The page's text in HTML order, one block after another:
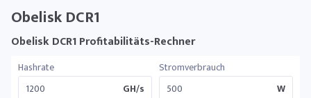
Obelisk DCR1
Obelisk DCR1 Profitabilitäts-Rechner
Hashrate
GH/s
Stromverbrauch
W